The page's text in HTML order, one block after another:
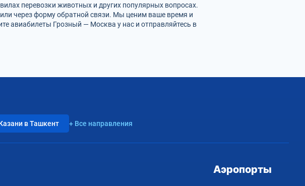
перевозки животных и других популярных вопросах.
через форму обратной связи. Мы ценим ваше время и
авиабилеты Грозный — Москва у нас и отправляйтесь в
в Ташкент + Все направления
Аэропорты